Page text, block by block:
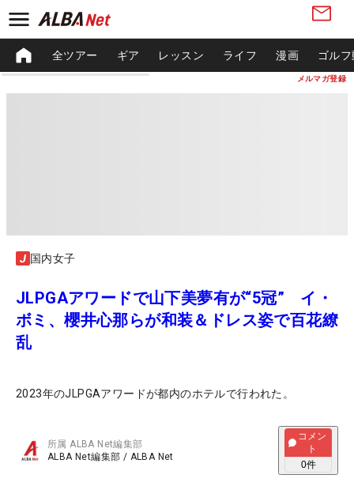
メルマガ登録
全ツアー ギア レッスン ライフ 漫画 ゴル
国内女子
JLPGAアワードで山下美夢有が“5冠” イ・
ボミ、櫻井心那らが和装＆ドレス姿で百花繚
乱
2023年のJLPGAアワードが都内のホテルで行われた。
所属ALBA Net編集部
ALBA Net編集部 / ALBA Net
コメン
ト
0件